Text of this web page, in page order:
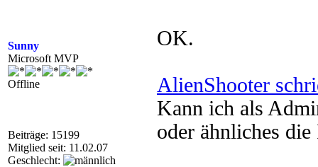
Sunny
Microsoft MVP
Offline
Beiträge: 15199
Mitglied seit: 11.02.07
Geschlecht:
OK.
AlienShooter
Kann ich als
oder ähnliches